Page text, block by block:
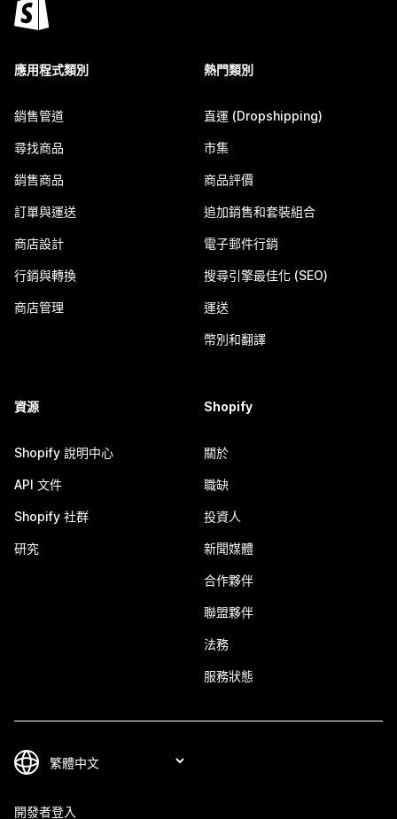
應用程式類別
銷售管道
尋找商品
銷售商品
訂單與運送
商店設計
行銷與轉換
商店管理
熱門類別
直運 (Dropshipping)
市集
商品評價
追加銷售和套裝組合
電子郵件行銷
搜尋引擎最佳化 (SEO)
運送
幣別和翻譯
資源
Shopify 說明中心
API 文件
Shopify 社群
研究
Shopify
關於
職缺
投資人
新聞媒體
合作夥伴
聯盟夥伴
法務
服務狀態
開發者登入